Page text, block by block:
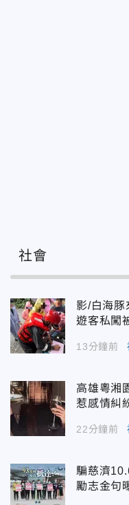
社會
影/白海豚
遊客私闖
13分鐘前
高雄粵湘
惹感情糾
22分鐘前
騙慈濟
勵志金句